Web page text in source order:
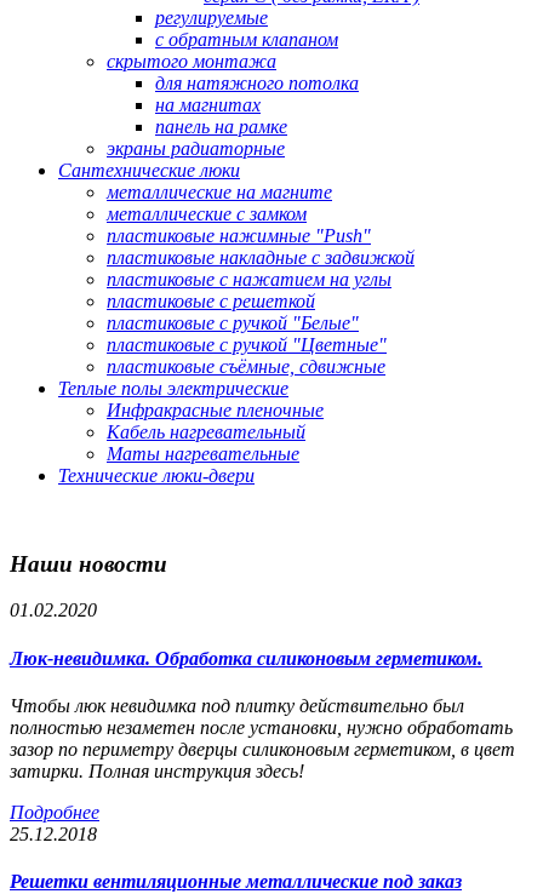
регулируемые
с обратным клапаном
скрытого монтажа
для натяжного потолка
на магнитах
панель на рамке
экраны радиаторные
Сантехнические люки
металлические на магните
металлические с замком
пластиковые нажимные "Push"
пластиковые накладные с задвижкой
пластиковые с нажатием на углы
пластиковые с решеткой
пластиковые с ручкой "Белые"
пластиковые с ручкой "Цветные"
пластиковые съёмные, сдвижные
Теплые полы электрические
Инфракрасные пленочные
Кабель нагревательный
Маты нагревательные
Технические люки-двери
Наши новости
01.02.2020
Люк-невидимка. Обработка силиконовым герметиком.
Чтобы люк невидимка под плитку действительно был
полностью незаметен после установки, нужно обработать
зазор по периметру дверцы силиконовым герметиком, в цвет
затирки. Полная инструкция здесь!
Подробнее
25.12.2018
Решетки вентиляционные металлические под заказ